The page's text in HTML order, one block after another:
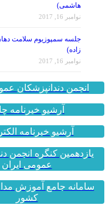
هاشمی)
نوامبر 16, 2017
جلسه سمپوزیوم سلامت
زاده)
نوامبر 16, 2017
انجمن دندانپزشکان
آرشیو خبرنامه
آرشیو خبرنامه
یازدهمین کنگره انجمن
عمومی ایران
سامانه جامع آموزش
کشور